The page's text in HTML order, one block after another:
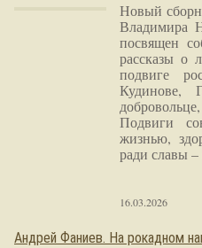
Новый
Владимира
посвящен
рассказы о
подвиге
Кудинове,
Подвиги
жизнью,
ради славы –
16.03.2026
Андрей Фаниев. На рокадном